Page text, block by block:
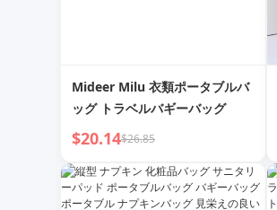
Mideer Milu 衣類ポータブルバ
ッグ トラベルバギーバッグ
$20.14$26.85